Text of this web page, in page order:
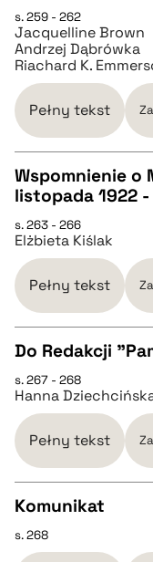
pobierz cytat
BIBTEX
pobierz cytat
s. 259 - 262
Jacquelline Brown
Andrzej Dąbrówka
Riachard K.
Pełny tekst
CZYSTY TEKST
pobierz cytat
BIBTEX
Wspomnienie o
listopada 1922
s. 263 - 266
Elżbieta Kiślak
Pełny tekst
CZYSTY TEKST
pobierz cytat
BIBTEX
pobierz cytat
Do Redakcji
s. 267 - 268
Hanna
Pełny tekst
CZYSTY TEKST
Komunikat
s. 268